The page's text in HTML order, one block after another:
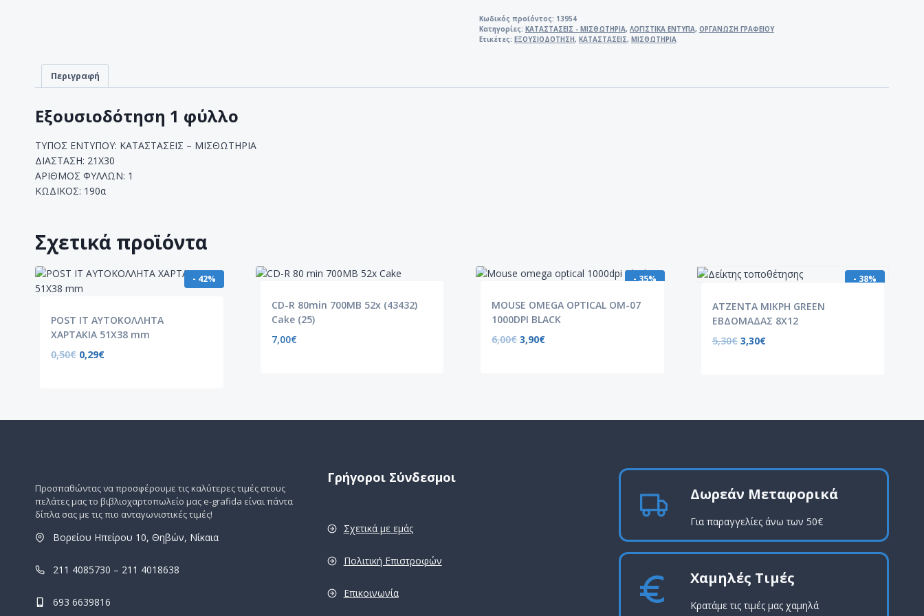
ποσότητα
Κωδικός προϊόντος: 13954
Κατηγορίες: ΚΑΤΑΣΤΑΣΕΙΣ - ΜΙΣΘΩΤΗΡΙΑ, ΛΟΓΙΣΤΙΚΑ ΕΝΤΥΠΑ, ΟΡΓΑΝΩΣΗ ΓΡΑΦΕΙΟΥ
Ετικέτες: ΕΞΟΥΣΙΟΔΟΤΗΣΗ, ΚΑΤΑΣΤΑΣΕΙΣ, ΜΙΣΘΩΤΗΡΙΑ
Περιγραφή
Εξουσιοδότηση 1 φύλλο
ΤΥΠΟΣ ΕΝΤΥΠΟΥ: ΚΑΤΑΣΤΑΣΕΙΣ – ΜΙΣΘΩΤΗΡΙΑ
ΔΙΑΣΤΑΣΗ: 21Χ30
ΑΡΙΘΜΟΣ ΦΥΛΛΩΝ: 1
ΚΩΔΙΚΟΣ: 190α
Σχετικά προϊόντα
- 42%
POST IT ΑΥΤΟΚΟΛΛΗΤΑ
ΧΑΡΤΑΚΙΑ 51X38 mm
0,50€ 0,29€
CD-R 80min 700MB 52x (43432)
Cake (25)
7,00€
- 35%
MOUSE OMEGA OPTICAL OM-07
1000DPI BLACK
6,00€ 3,90€
- 38%
ATZENTA ΜΙΚΡΗ GREEN
ΕΒΔΟΜΑΔΑΣ 8Χ12
5,30€ 3,30€
Προσπαθώντας να προσφέρουμε τις καλύτερες τιμές στους
πελάτες μας το βιβλιοχαρτοπωλείο μας e-grafida είναι πάντα
δίπλα σας με τις πιο ανταγωνιστικές τιμές!
Βορείου Ηπείρου 10, Θηβών, Νίκαια
211 4085730 – 211 4018638
693 6639816
Γρήγοροι Σύνδεσμοι
Σχετικά με εμάς
Πολιτική Επιστροφών
Επικοινωνία
Δωρεάν Μεταφορικά
Για παραγγελίες άνω των 50€
Χαμηλές Τιμές
Κρατάμε τις τιμές μας χαμηλά